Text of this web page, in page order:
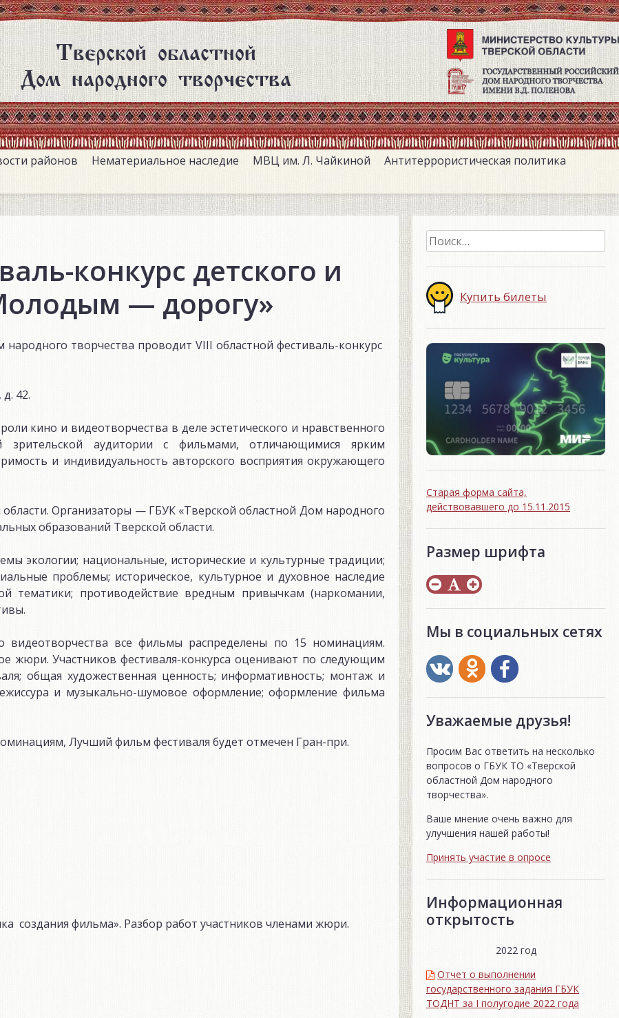
Тверской областной
Дом народного творчества
районов Нематериальное наследие МВЦ им. Л. Чайкиной
Антитеррористическая политика
конкурс детского и
— дорогу»
народного творчества проводит VIII областной фестиваль-конкурс
42.
кино и видеотворчества в деле эстетического и нравственного
аудитории с фильмами, отличающимися ярким
и индивидуальность авторского восприятия окружающего
Организаторы — ГБУК «Тверской областной Дом народного
образований Тверской области.
экологии; национальные, исторические и культурные традиции;
проблемы; историческое, культурное и духовное наследие
тематики; противодействие вредным привычкам (наркомании,
видеотворчества все фильмы распределены по 15 номинациям.
жюри. Участников фестиваля-конкурса оценивают по следующим
общая художественная ценность; информативность; монтаж и
и музыкально-шумовое оформление; оформление фильма
Лучший фильм фестиваля будет отмечен Гран-при.
создания фильма». Разбор работ участников членами жюри.
Найти:
Купить билеты
Старая форма сайта,
действовавшего до 15.11.2015
Размер шрифта
Мы в социальных сетях
Уважаемые друзья!
Просим Вас ответить на несколько
вопросов о ГБУК ТО «Тверской
областной Дом народного
творчества».
Ваше мнение очень важно для
улучшения нашей работы!
Принять участие в опросе
Информационная
открытость
2022 год
Отчет о выполнении
государственного задания ГБУК
ТОДНТ за I полугодие 2022 года